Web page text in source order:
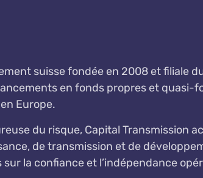
suisse fondée en 2008 et filiale
en fonds propres et quasi-
Europe.
du risque, Capital Transmission
de transmission et de
la confiance et l’indépendance